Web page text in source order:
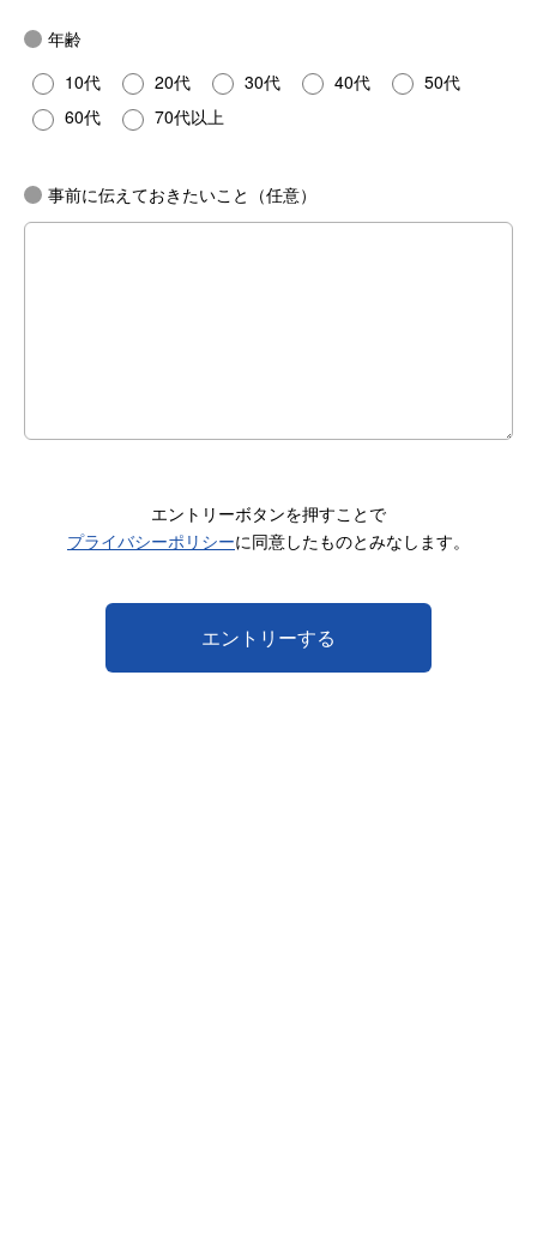
年齢
10代
20代 30代 40代
50代
60代
70代以上
事前に伝えておきたいこと（任意）
エントリーボタンを押すことで
プライバシーポリシーに同意したものとみなします。
エントリーする